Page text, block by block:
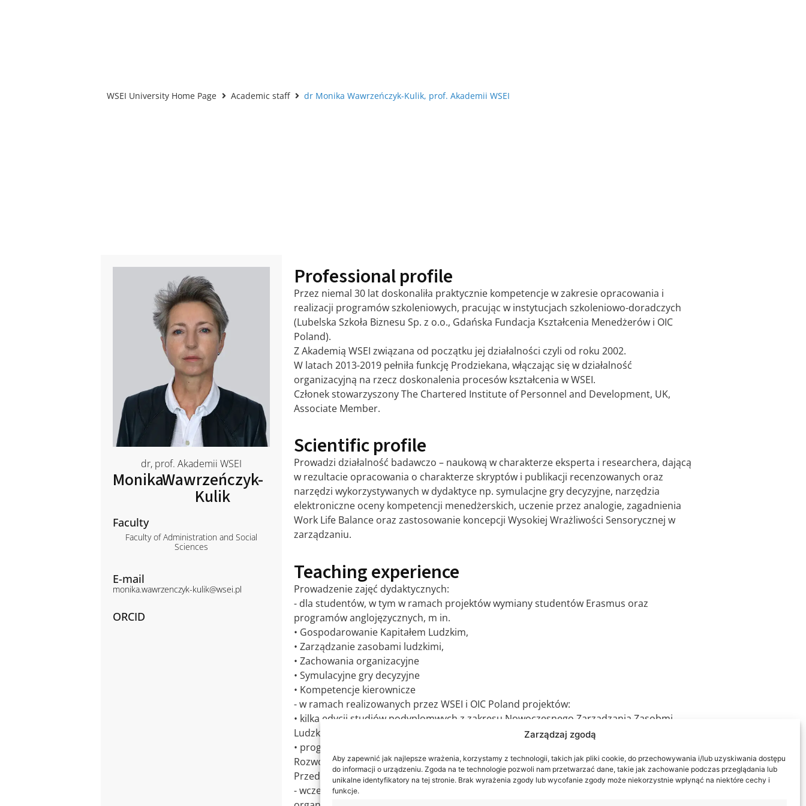
Zarządzaj zgodą
Aby zapewnić jak najlepsze wrażenia, korzystamy z technologii, takich jak pliki cookie, do przechowywania i/lub uzyskiwania dostępu
do informacji o urządzeniu. Zgoda na te technologie pozwoli nam przetwarzać dane, takie jak zachowanie podczas przeglądania lub
unikalne identyfikatory na tej stronie. Brak wyrażenia zgody lub wycofanie zgody może niekorzystnie wpłynąć na niektóre cechy i
funkcje.
WSEI University Home Page Academic staff dr Monika Wawrzeńczyk-Kulik, prof. Akademii WSEI
dr, prof. Akademii WSEI
MonikaWawrzeńczyk-
Kulik
Faculty
Faculty of Administration and Social
Sciences
E-mail
monika.wawrzenczyk-kulik@wsei.pl
ORCID
Professional profile
Przez niemal 30 lat doskonaliła praktycznie kompetencje w zakresie opracowania i
realizacji programów szkoleniowych, pracując w instytucjach szkoleniowo-doradczych
(Lubelska Szkoła Biznesu Sp. z o.o., Gdańska Fundacja Kształcenia Menedżerów i OIC
Poland).
Z Akademią WSEI związana od początku jej działalności czyli od roku 2002.
W latach 2013-2019 pełniła funkcję Prodziekana, włączając się w działalność
organizacyjną na rzecz doskonalenia procesów kształcenia w WSEI.
Członek stowarzyszony The Chartered Institute of Personnel and Development, UK,
Associate Member.
Scientific profile
Prowadzi działalność badawczo – naukową w charakterze eksperta i researchera, dającą
w rezultacie opracowania o charakterze skryptów i publikacji recenzowanych oraz
narzędzi wykorzystywanych w dydaktyce np. symulacjne gry decyzyjne, narzędzia
elektroniczne oceny kompetencji menedżerskich, uczenie przez analogie, zagadnienia
Work Life Balance oraz zastosowanie koncepcji Wysokiej Wrażliwości Sensorycznej w
zarządzaniu.
Teaching experience
Prowadzenie zajęć dydaktycznych:
- dla studentów, w tym w ramach projektów wymiany studentów Erasmus oraz
programów anglojęzycznych, m in.
• Gospodarowanie Kapitałem Ludzkim,
• Zarządzanie zasobami ludzkimi,
• Zachowania organizacyjne
• Symulacyjne gry decyzyjne
• Kompetencje kierownicze
- w ramach realizowanych przez WSEI i OIC Poland projektów:
• kilka edycji studiów podyplomwych z zakresu Nowoczesnego Zarządzania Zasobmi
Ludzkimi
• programy szkoleniowe m in. Program Rozwoju Kadry Spółdzielni "SPOŁEM", Program
Rozwoju Kadry Zakładów Tytoniowych w Lublinie S.A., Program Rozwoju Lubelskiego
Przedsiębiorstwa Energetyki Cieplnej Sp. z o.o.
- wcześniej w latach 90. w ramach programów szkoleniowych dla kadry kierowniczej